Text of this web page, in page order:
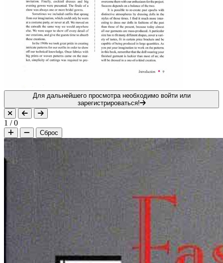
Для дальнейшего просмотра необходимо войти или
зарегистрироваться!
1 /0
Сброс